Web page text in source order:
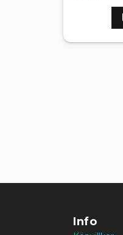
Info